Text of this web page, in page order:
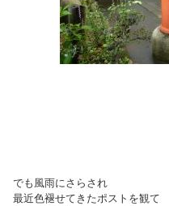
でも風雨にさらされ
最近色褪せてきたポストを観て